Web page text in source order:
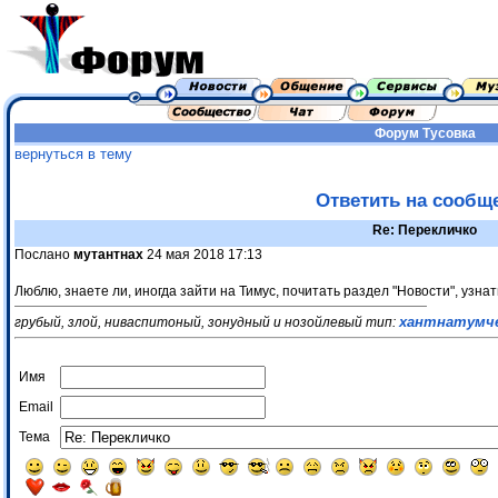
Форум Тусовка
вернуться в тему
Ответить на
Re: Перекличко
Послано мутантнах 24 мая 2018 17:13
Люблю, знаете ли, иногда зайти на Тимус, почитать раздел "Новости",
грубый, злой, ниваспитоный, зонудный и нозойлевый тип:
Имя
Email
Тема